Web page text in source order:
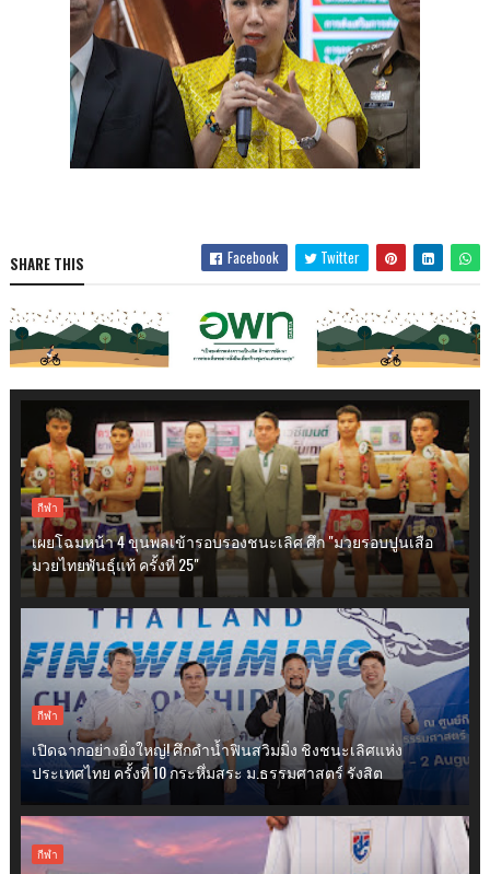
SHARE THIS Facebook Twitter
กีฬา
เผยโฉมหน้า 4 ขุนพลเข้ารอบรองชนะเลิศ ศึก "มวยรอบปูนเสือ
มวยไทยพันธุ์แท้ ครั้งที่ 25"
กีฬา
เปิดฉากอย่างยิ่งใหญ่! ศึกดำน้ำฟินสวิมมิ่ง ชิงชนะเลิศแห่ง
ประเทศไทย ครั้งที่ 10 กระหึ่มสระ ม.ธรรมศาสตร์ รังสิต
กีฬา